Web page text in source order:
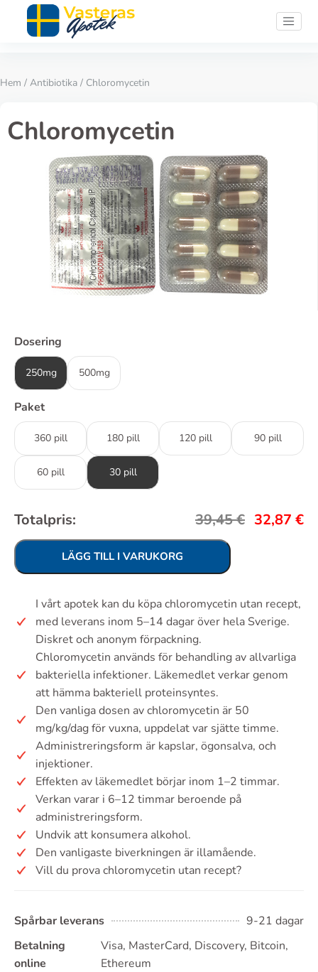
Hem / Antibiotika / Chloromycetin
Chloromycetin
Dosering
250mg 500mg
Paket
360 pill 180 pill 120 pill 90 pill
60 pill 30 pill
Totalpris: 39,45€ 32,87 €
LÄGG TILL I VARUKORG
I vårt apotek kan du köpa chloromycetin utan recept,
med leverans inom 5–14 dagar över hela Sverige.
Diskret och anonym förpackning.
Chloromycetin används för behandling av allvarliga
bakteriella infektioner. Läkemedlet verkar genom
att hämma bakteriell proteinsyntes.
Den vanliga dosen av chloromycetin är 50
mg/kg/dag för vuxna, uppdelat var sjätte timme.
Administreringsform är kapslar, ögonsalva, och
injektioner.
Effekten av läkemedlet börjar inom 1–2 timmar.
Verkan varar i 6–12 timmar beroende på
administreringsform.
Undvik att konsumera alkohol.
Den vanligaste biverkningen är illamående.
Vill du prova chloromycetin utan recept?
Spårbar leverans
9-21 dagar
Betalning
online
Visa, MasterCard, Discovery, Bitcoin,
Ethereum